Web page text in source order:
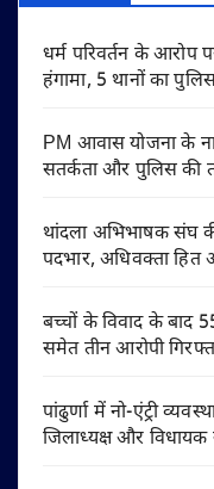
धर्म परिवर्तन के आरोप
हंगामा, 5 थानों का
PM आवास योजना के
सतर्कता और पुलिस की
थांदला अभिभाषक संघ की
पदभार, अधिवक्ता हित
बच्चों के विवाद के बाद
समेत तीन आरोपी
पांढुर्णा में नो-एंट्री
जिलाध्यक्ष और